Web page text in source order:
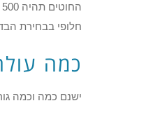
חלופי בבחירת
כמה
ישנם כמה וכמה